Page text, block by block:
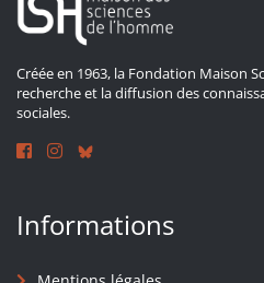
Créée en 1963, la Fondation Maison
recherche et la diffusion des
sociales.
Informations